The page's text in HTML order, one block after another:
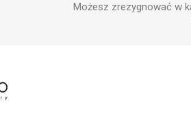
Możesz zrezygnować w